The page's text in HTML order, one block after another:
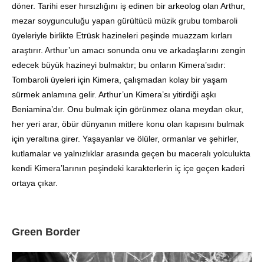
döner. Tarihi eser hırsızlığını iş edinen bir arkeolog olan Arthur,
mezar soygunculuğu yapan gürültücü müzik grubu tombaroli
üyeleriyle birlikte Etrüsk hazineleri peşinde muazzam kırları
araştırır. Arthur’un amacı sonunda onu ve arkadaşlarını zengin
edecek büyük hazineyi bulmaktır; bu onların Kimera’sıdır:
Tombaroli üyeleri için Kimera, çalışmadan kolay bir yaşam
sürmek anlamına gelir. Arthur’un Kimera’sı yitirdiği aşkı
Beniamina’dır. Onu bulmak için görünmez olana meydan okur,
her yeri arar, öbür dünyanın mitlere konu olan kapısını bulmak
için yeraltına girer. Yaşayanlar ve ölüler, ormanlar ve şehirler,
kutlamalar ve yalnızlıklar arasında geçen bu maceralı yolculukta
kendi Kimera’larının peşindeki karakterlerin iç içe geçen kaderi
ortaya çıkar.
Green Border